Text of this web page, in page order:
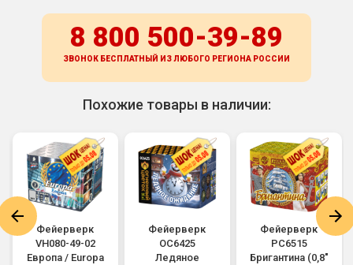
8 800 500-39-89
ЗВОНОК БЕСПЛАТНЫЙ ИЗ ЛЮБОГО РЕГИОНА РОССИИ
Похожие товары в наличии:
Фейерверк
VH080-49-02
Европа / Europa
Фейерверк
ОС6425
Ледяное
Фейерверк
РС6515
Бригантина (0,8"